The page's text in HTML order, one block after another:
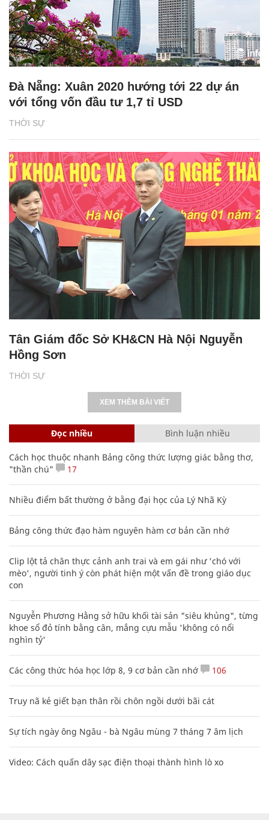
THỜI SỰ
Đà Nẵng: Xuân 2020 hướng tới 22 dự án
với tổng vốn đầu tư 1,7 tỉ USD
THỜI SỰ
Tân Giám đốc Sở KH&CN Hà Nội Nguyễn
Hồng Sơn
XEM THÊM BÀI VIẾT
Đọc nhiều Bình luận nhiều
Cách học thuộc nhanh Bảng công thức lượng giác bằng thơ,
"thần chú"
17
Nhiều điểm bất thường ở bằng đại học của Lý Nhã Kỳ
Bảng công thức đạo hàm nguyên hàm cơ bản cần nhớ
Clip lột tả chân thực cảnh anh trai và em gái như 'chó với
mèo', người tinh ý còn phát hiện một vấn đề trong giáo dục
con
Nguyễn Phương Hằng sở hữu khối tài sản "siêu khủng", từng
khoe sổ đỏ tính bằng cân, mắng cựu mẫu 'không có nổi
nghìn tỷ'
Các công thức hóa học lớp 8, 9 cơ bản cần nhớ 106
Truy nã kẻ giết bạn thân rồi chôn ngồi dưới bãi cát
Sự tích ngày ông Ngâu - bà Ngâu mùng 7 tháng 7 âm lịch
Video: Cách quấn dây sạc điện thoại thành hình lò xo